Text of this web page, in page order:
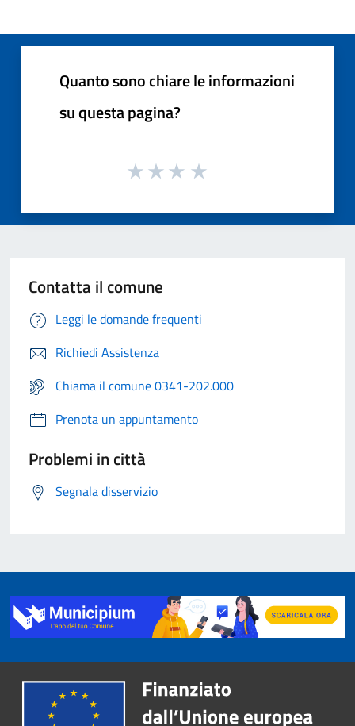
Quanto sono chiare le informazioni
su questa pagina?
Contatta il comune
Leggi le domande frequenti
Richiedi Assistenza
Chiama il comune 0341-202.000
Prenota un appuntamento
Problemi in città
Segnala disservizio